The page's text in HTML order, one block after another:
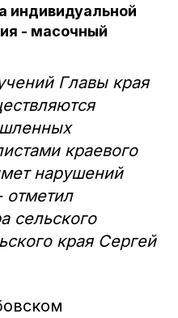
индивидуальной
- масочный
Главы края
краевого
нарушений
отметил
сельского
края Сергей